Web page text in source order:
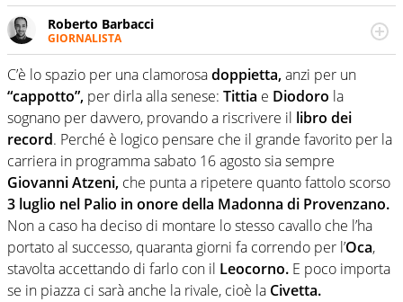
Roberto Barbacci
GIORNALISTA
Giornalista (pubblicista) sportivo a tutto campo, è il
tuttologo di Virgilio Sport. Provate a chiedergli di boxe, di
scherma, di volley o di curling: ve ne farà innamorare
C’è lo spazio per una clamorosadoppietta,anzi per un
“cappotto”, per dirla alla senese: Tittia e Diodoro la
sognano per davvero, provando a riscrivere il libro dei
record. Perché è logico pensare che il grande favorito per la
carriera in programma sabato 16 agosto sia sempre
Giovanni Atzeni, che punta a ripetere quanto fattolo scorso
3 luglio nel Palio in onore della Madonna di Provenzano.
Non a caso ha deciso di montare lo stesso cavallo che l’ha
portato al successo, quaranta giorni fa correndo per l’Oca,
stavolta accettando di farlo con il Leocorno. E poco importa
se in piazza ci sarà anche la rivale, cioè la Civetta.